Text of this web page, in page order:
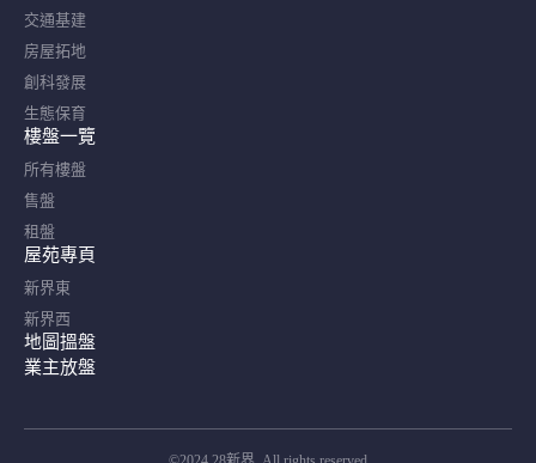
交通基建
房屋拓地
創科發展
生態保育
樓盤一覽
所有樓盤
售盤
租盤
屋苑專頁
新界東
新界西
地圖搵盤
業主放盤